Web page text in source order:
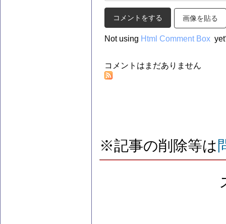
画像を貼る
Not using Html Comment Box
コメントはまだありません
※記事の削除等は